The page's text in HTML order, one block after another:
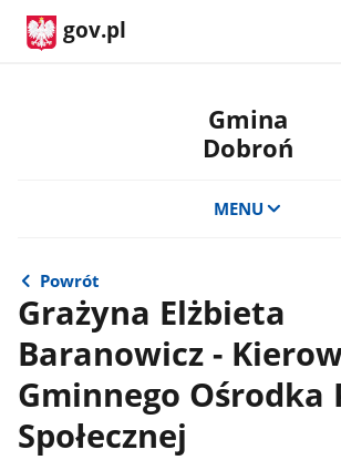
gov.pl
Gmina
Dobroń
MENU
Powrót
Grażyna Elżbieta
Baranowicz -
Gminnego Ośrodka
Społecznej